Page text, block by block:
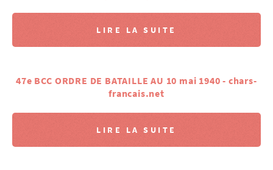
LIRE LA SUITE
47e BCC ORDRE DE BATAILLE AU 10 mai 1940 - chars-
francais.net
LIRE LA SUITE